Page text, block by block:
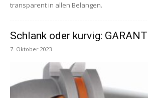
transparent in allen Belangen.
Schlank oder kurvig:
7. Oktober 2023